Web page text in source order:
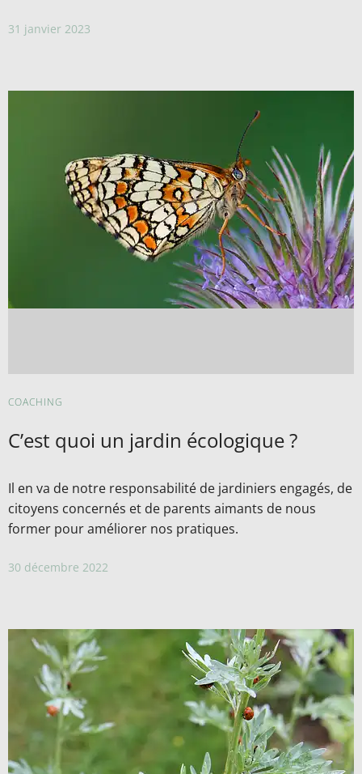
31 janvier 2023
COACHING
C’est quoi un jardin écologique ?
Il en va de notre responsabilité de jardiniers engagés, de
citoyens concernés et de parents aimants de nous
former pour améliorer nos pratiques.
30 décembre 2022